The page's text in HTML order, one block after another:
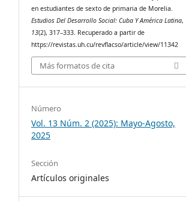
en estudiantes de sexto de primaria de Morelia.
Estudios Del Desarrollo Social: Cuba Y América Latina,
13(2), 317–333. Recuperado a partir de
https://revistas.uh.cu/revflacso/article/view/11342
Más formatos de cita
Número
Vol. 13 Núm. 2 (2025): Mayo-Agosto,
2025
Sección
Artículos originales